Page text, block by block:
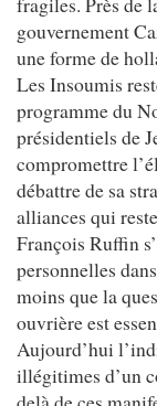
gouvernement
une forme de
Les Insoumis
programme du
présidentiels de
compromettre
débattre de sa
alliances qui
François Ruffin
personnelles
moins que la
ouvrière est
Aujourd’hui
illégitimes d’un